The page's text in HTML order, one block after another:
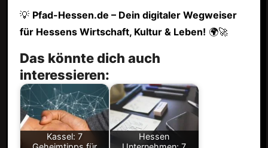
💡 Pfad-Hessen.de – Dein digitaler Wegweiser
für Hessens Wirtschaft, Kultur & Leben! 🌍🚀
Das könnte dich auch
interessieren:
Kassel: 7
Hessen